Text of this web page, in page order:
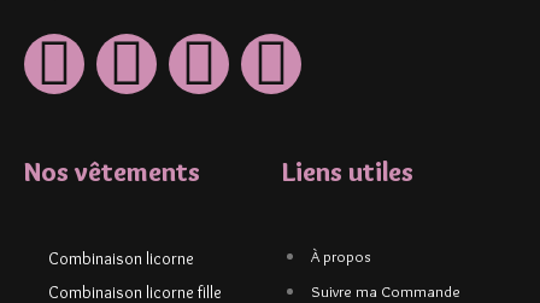
Nos vêtements
Combinaison licorne
Combinaison licorne fille
Liens utiles
À propos
Suivre ma Commande